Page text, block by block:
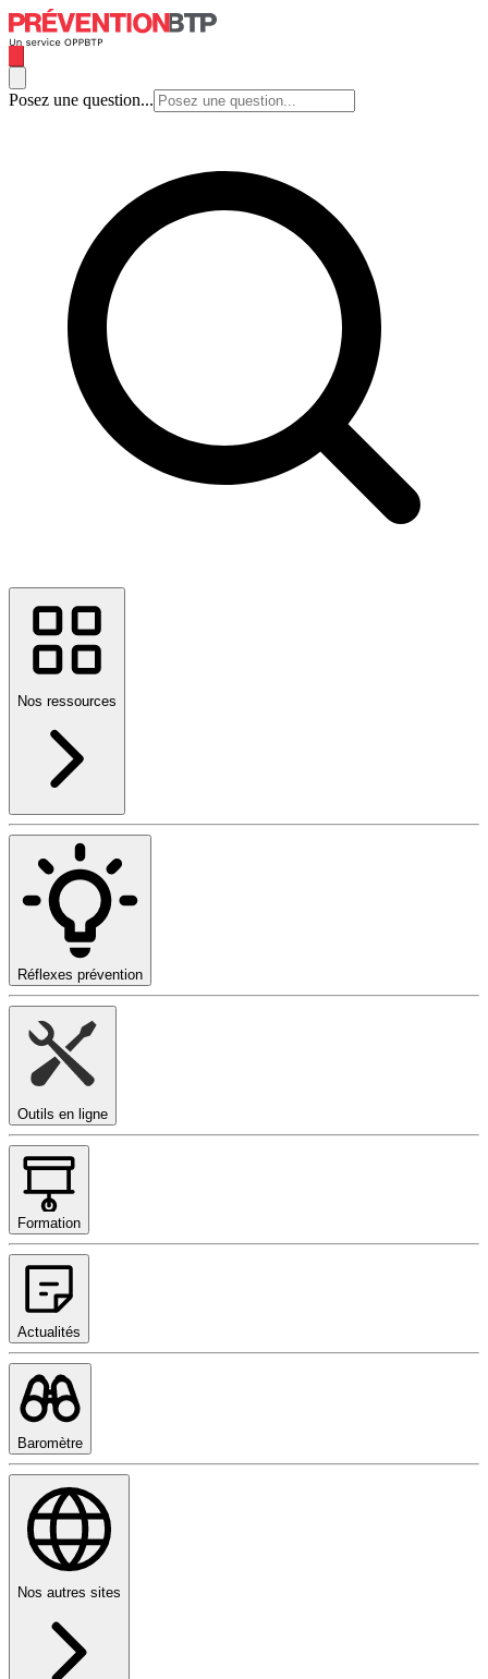
Posez une question...
Nos ressources
Réflexes prévention
Outils en ligne
Formation
Actualités
Baromètre
Nos autres sites